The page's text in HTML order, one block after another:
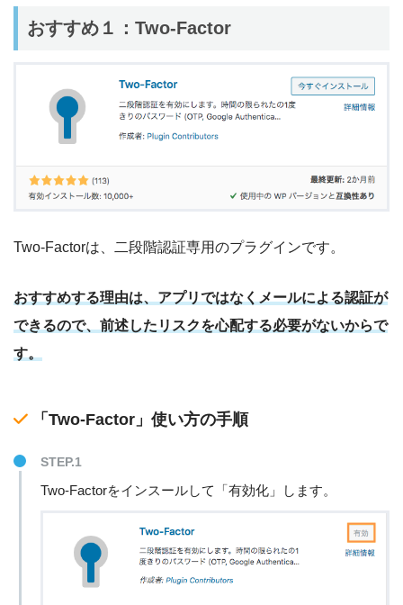
おすすめ１：Two-Factor
Two-Factorは、二段階認証専用のプラグインです。
おすすめする理由は、アプリではなくメールによる認証が
できるので、前述したリスクを心配する必要がないからで
す。
「Two-Factor」使い方の手順
STEP.1
Two-Factorをインスールして「有効化」します。